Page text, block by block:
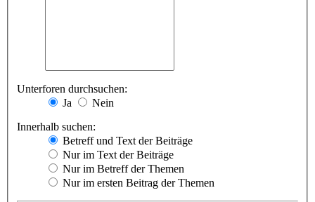
Unterforen durchsuchen:
Ja
Nein
Innerhalb suchen:
Betreff und Text der Beiträge
Nur im Text der Beiträge
Nur im Betreff der Themen
Nur im ersten Beitrag der Themen